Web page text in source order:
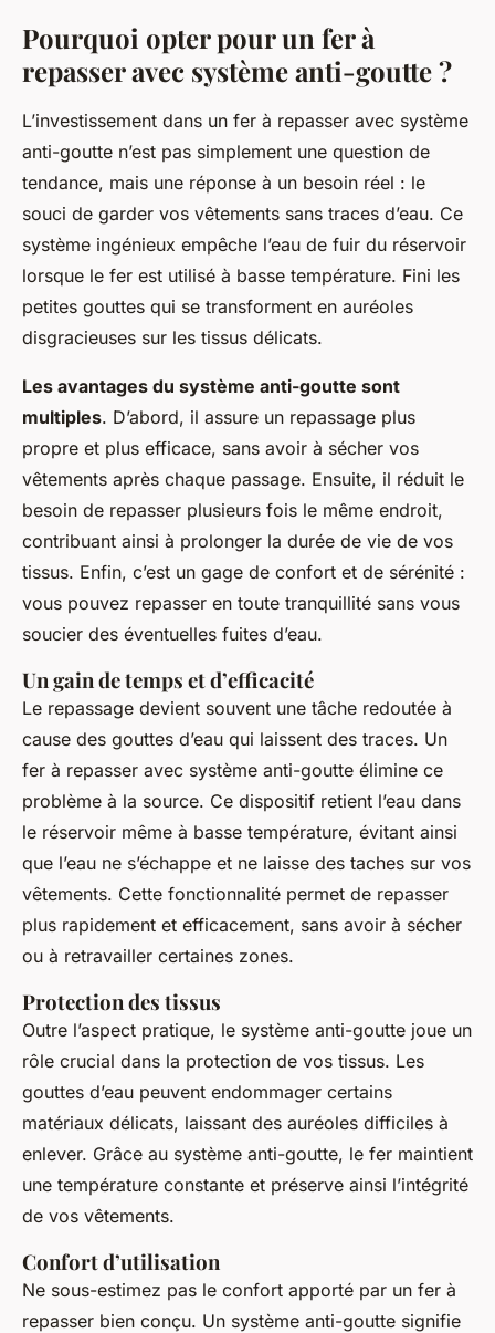
Pourquoi opter pour un fer à
repasser avec système anti-goutte ?
L’investissement dans un fer à repasser avec système
anti-goutte n’est pas simplement une question de
tendance, mais une réponse à un besoin réel : le
souci de garder vos vêtements sans traces d’eau. Ce
système ingénieux empêche l’eau de fuir du réservoir
lorsque le fer est utilisé à basse température. Fini les
petites gouttes qui se transforment en auréoles
disgracieuses sur les tissus délicats.
Les avantages du système anti-goutte sont
multiples. D’abord, il assure un repassage plus
propre et plus efficace, sans avoir à sécher vos
vêtements après chaque passage. Ensuite, il réduit le
besoin de repasser plusieurs fois le même endroit,
contribuant ainsi à prolonger la durée de vie de vos
tissus. Enfin, c’est un gage de confort et de sérénité :
vous pouvez repasser en toute tranquillité sans vous
soucier des éventuelles fuites d’eau.
Un gain de temps et d’efficacité
Le repassage devient souvent une tâche redoutée à
cause des gouttes d’eau qui laissent des traces. Un
fer à repasser avec système anti-goutte élimine ce
problème à la source. Ce dispositif retient l’eau dans
le réservoir même à basse température, évitant ainsi
que l’eau ne s’échappe et ne laisse des taches sur vos
vêtements. Cette fonctionnalité permet de repasser
plus rapidement et efficacement, sans avoir à sécher
ou à retravailler certaines zones.
Protection des tissus
Outre l’aspect pratique, le système anti-goutte joue un
rôle crucial dans la protection de vos tissus. Les
gouttes d’eau peuvent endommager certains
matériaux délicats, laissant des auréoles difficiles à
enlever. Grâce au système anti-goutte, le fer maintient
une température constante et préserve ainsi l’intégrité
de vos vêtements.
Confort d’utilisation
Ne sous-estimez pas le confort apporté par un fer à
repasser bien conçu. Un système anti-goutte signifie